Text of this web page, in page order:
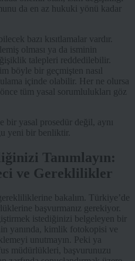
da en az hukuki yönü kadar
bazı kısıtlamalar vardır.
olması ya da isminin
talepleri reddedilebilir.
böyle bir geçmişten nasıl
içinde olabilir. Her ne olursa
tüm yasal sorumlulukları göz
yasal prosedür değil, aynı
yeni bir benliktir.
Tanımlayın:
ve Gereklilikler
bakalım. Türkiye’de
başvurmanız gerekiyor.
istediğinizi belgeleyen bir
yanında, kimlik fotokopisi ve
unutmayın. Peki ya
müdürlükleri, başvurunuzu